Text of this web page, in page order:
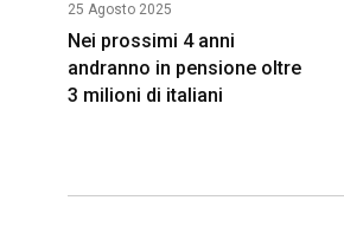
25 Agosto 2025
Nei prossimi 4 anni
andranno in pensione oltre
3 milioni di italiani